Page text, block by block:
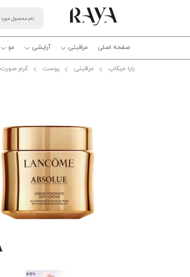
صفحه اصلی مراقبتی آرایشی مو
رایا میکاپ مراقبتی پوست کرم صورت